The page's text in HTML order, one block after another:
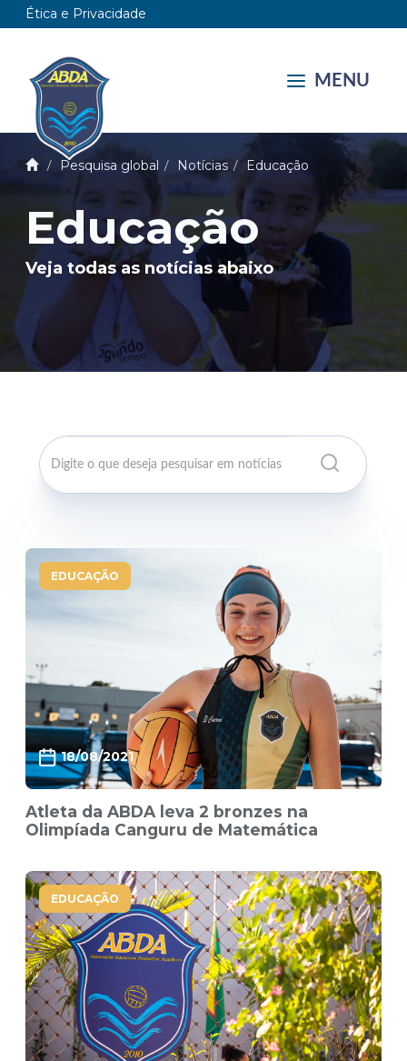
Ética e Privacidade
MENU
Pesquisa global Notícias Educação
Educação
Veja todas as notícias abaixo
EDUCAÇÃO
18/08/2021
Atleta da ABDA leva 2 bronzes na
Olimpíada Canguru de Matemática
EDUCAÇÃO